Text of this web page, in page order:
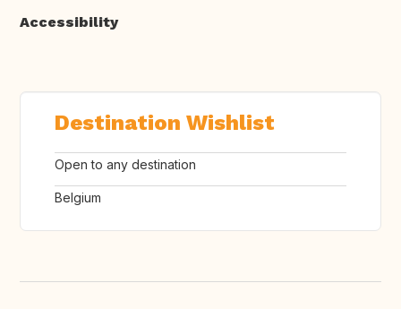
Accessibility
Destination Wishlist
Open to any destination
Belgium